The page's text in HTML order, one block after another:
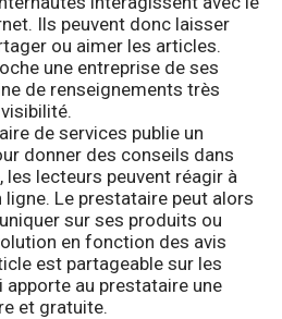
Ils peuvent donc laisser
ou aimer les articles.
une entreprise de ses
de renseignements très
de services publie un
donner des conseils dans
les lecteurs peuvent réagir à
Le prestataire peut alors
sur ses produits ou
en fonction des avis
est partageable sur les
apporte au prestataire une
et gratuite.